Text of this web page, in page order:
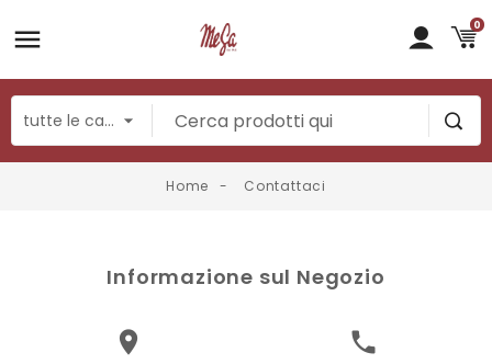
0
Home Contattaci
Informazione sul Negozio
 